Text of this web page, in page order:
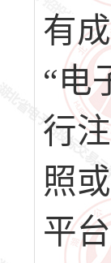
有
“电
行
照
平